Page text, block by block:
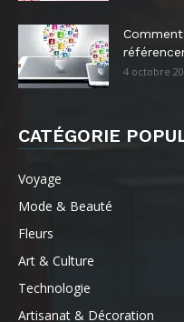
4 octobre
CATÉGORIE
Voyage
Mode & Beauté
Fleurs
Art & Culture
Technologie
Artisanat & Décoration